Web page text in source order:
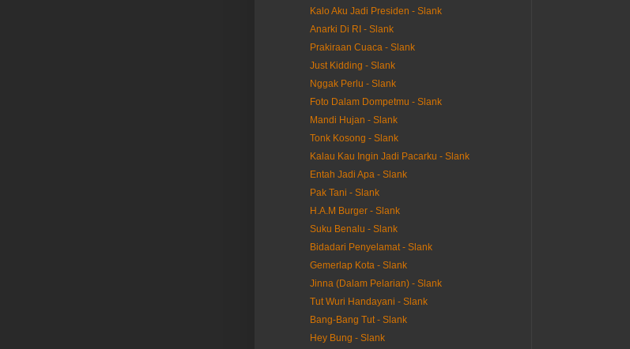
Kalo Aku Jadi Presiden - Slank
Anarki Di RI - Slank
Prakiraan Cuaca - Slank
Just Kidding - Slank
Nggak Perlu - Slank
Foto Dalam Dompetmu - Slank
Mandi Hujan - Slank
Tonk Kosong - Slank
Kalau Kau Ingin Jadi Pacarku - Slank
Entah Jadi Apa - Slank
Pak Tani - Slank
H.A.M Burger - Slank
Suku Benalu - Slank
Bidadari Penyelamat - Slank
Gemerlap Kota - Slank
Jinna (Dalam Pelarian) - Slank
Tut Wuri Handayani - Slank
Bang-Bang Tut - Slank
Hey Bung - Slank